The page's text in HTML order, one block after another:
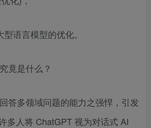
语言模型的优化。
竟是什么？
答多领域问题的能力之强悍，引发
多人将 ChatGPT 视为对话式 AI